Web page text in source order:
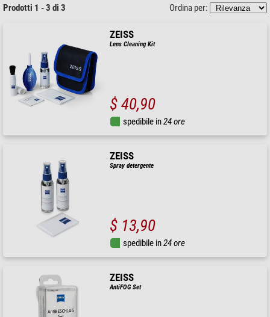
Prodotti 1 - 3 di 3 Ordina per:
ZEISS
Lens Cleaning Kit
$ 40,90
spedibile in24 ore
ZEISS
Spray detergente
$ 13,90
spedibile in24 ore
ZEISS
AntiFOG Set